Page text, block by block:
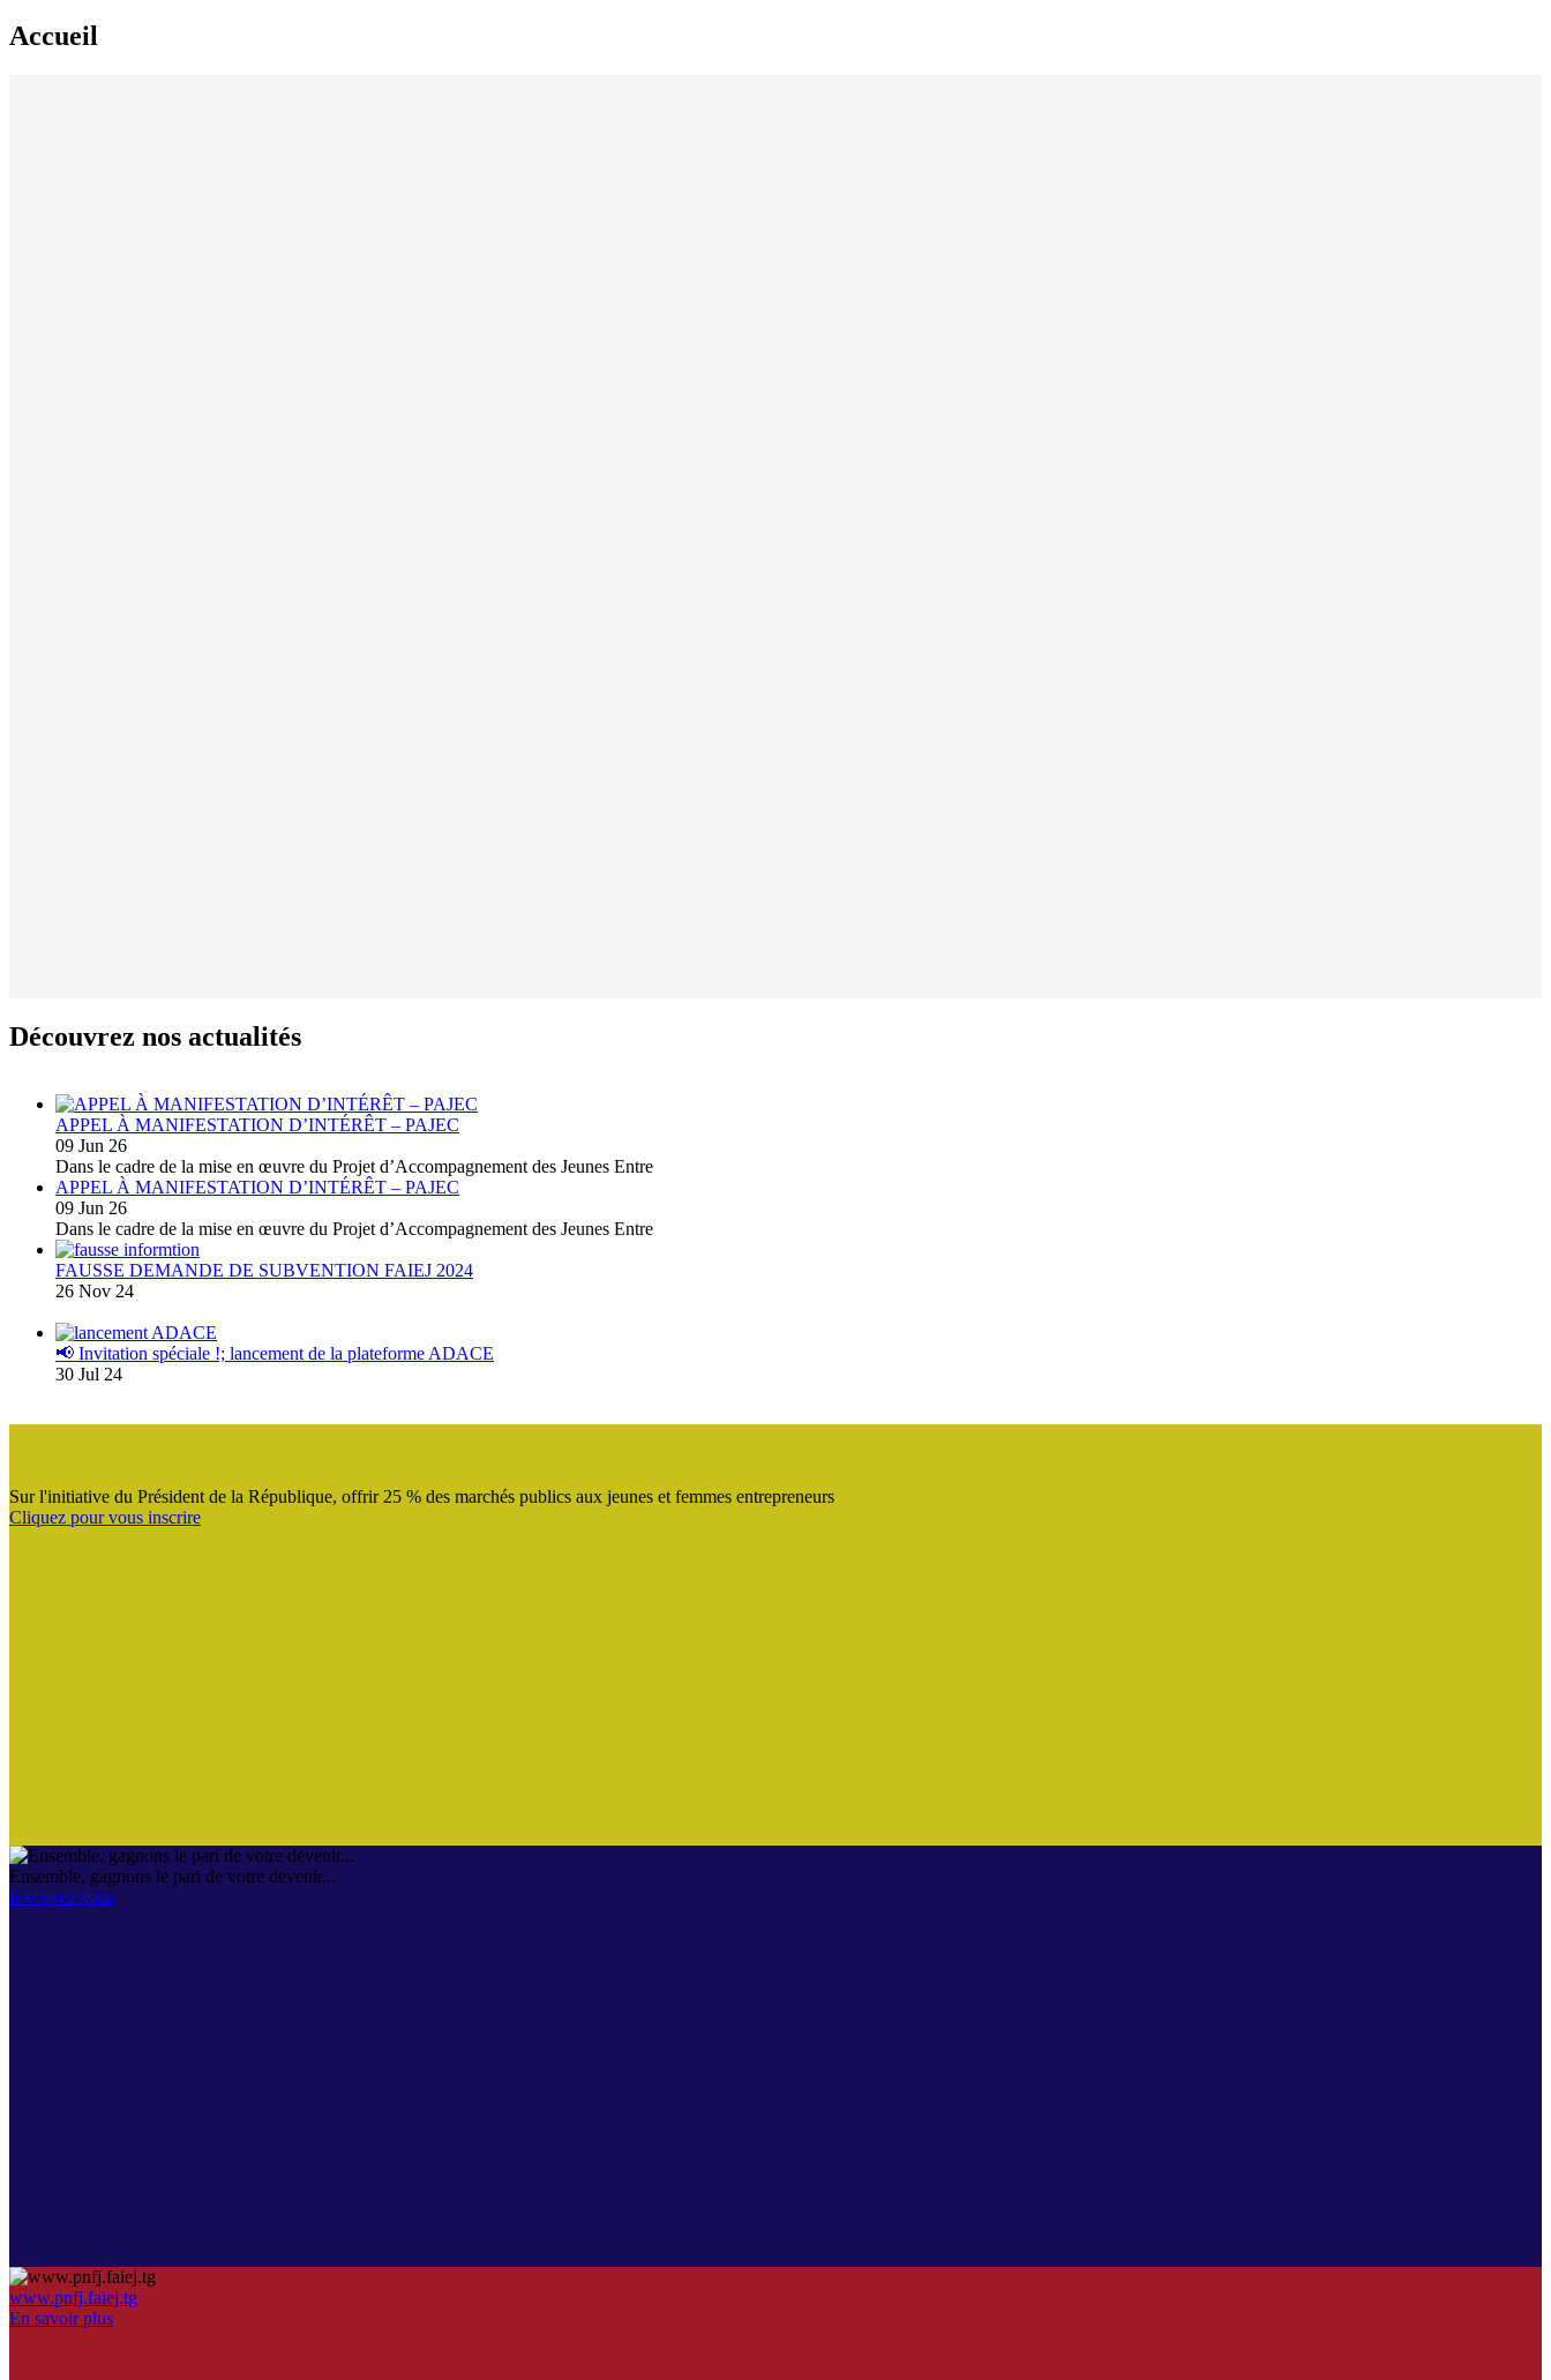
Accueil
Découvrez nos actualités
APPEL À MANIFESTATION D’INTÉRÊT – PAJEC
09 Jun 26
Dans le cadre de la mise en œuvre du Projet d’Accompagnement des Jeunes Entre
APPEL À MANIFESTATION D’INTÉRÊT – PAJEC
09 Jun 26
Dans le cadre de la mise en œuvre du Projet d’Accompagnement des Jeunes Entre
FAUSSE DEMANDE DE SUBVENTION FAIEJ 2024
26 Nov 24
📢 Invitation spéciale !; lancement de la plateforme ADACE
30 Jul 24
Sur l'initiative du Président de la République, offrir 25 % des marchés publics aux jeunes et femmes entrepreneurs
Cliquez pour vous inscrire
Ensemble, gagnons le pari de votre devenir...
Inscrivez-vous
www.pnfj.faiej.tg
En savoir plus